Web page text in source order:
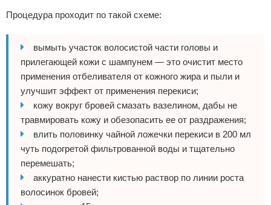
Процедура проходит по такой схеме:
вымыть участок волосистой части головы и
прилегающей кожи с шампунем — это очистит место
применения отбеливателя от кожного жира и пыли и
улучшит эффект от применения перекиси;
кожу вокруг бровей смазать вазелином, дабы не
травмировать кожу и обезопасить ее от раздражения;
влить половинку чайной ложечки перекиси в 200 мл
чуть подогретой фильтрованной воды и тщательно
перемешать;
аккуратно нанести кистью раствор по линии роста
волосинок бровей;